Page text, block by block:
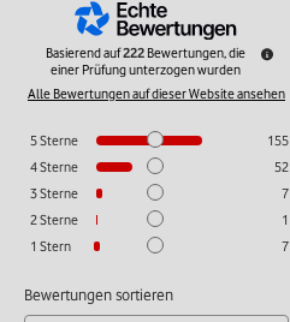
Basierend auf222 Bewertungen, die
einer Prüfung unterzogen wurden
Alle Bewertungen auf dieser Website ansehen
5Sterne
155
4Sterne
52
3Sterne
7
2Sterne
1
1 Stern 7
Bewertungen sortieren